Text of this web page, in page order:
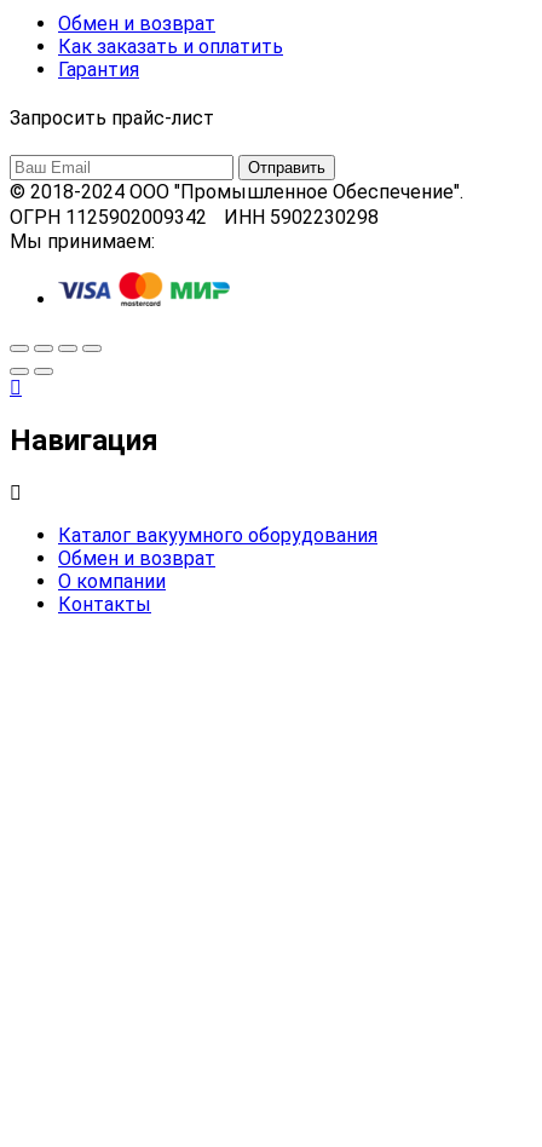
Обмен и возврат
Как заказать и оплатить
Гарантия
Запросить прайс-лист
© 2018-2024 ООО "Промышленное Обеспечение".
ОГРН 1125902009342 ИНН 5902230298
Мы принимаем:
Навигация
Каталог вакуумного оборудования
Обмен и возврат
О компании
Контакты